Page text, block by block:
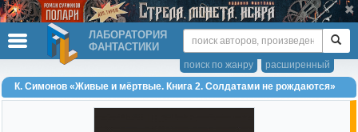
ЛАБОРАТОРИЯ
ФАНТАСТИКИ
расширенный
поиск по жанру
К. Симонов «Живые и мёртвые. Книга 2. Солдатами не рождаются»